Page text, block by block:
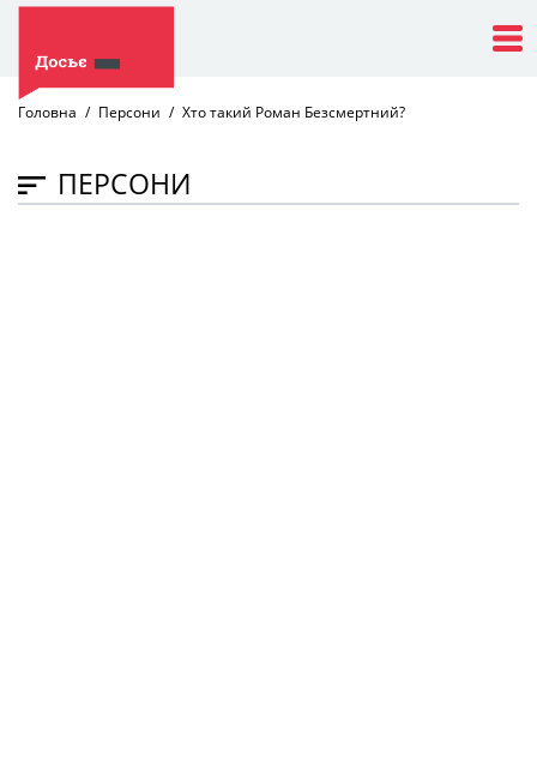
Головна Персони Хто такий Роман Безсмертний?
ПЕРСОНИ